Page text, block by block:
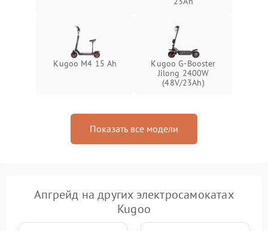
Kugoo M4 15 Ah
Kugoo G-Booster
Jilong 2400W
(48V/23Ah)
Показать все модели
Апгрейд на других электросамокатах
Kugoo